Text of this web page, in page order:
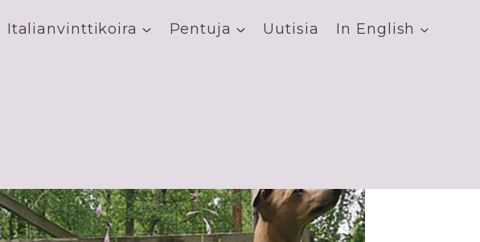
Italianvinttikoira Pentuja Uutisia In English